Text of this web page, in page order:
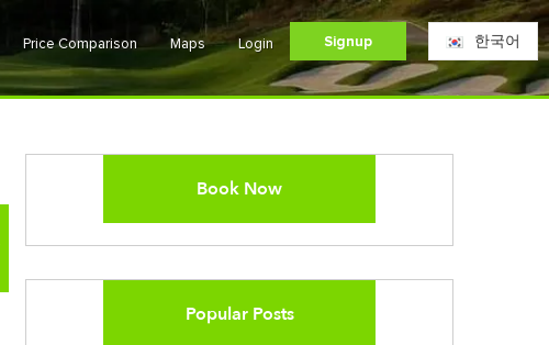
Price Comparison Maps Login Signup 한국어
Book Now
Popular Posts